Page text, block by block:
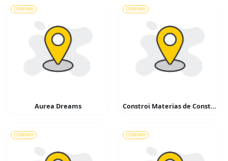
COMPANY
Aurea Dreams
COMPANY
Constroi Materias de Construção
COMPANY COMPANY